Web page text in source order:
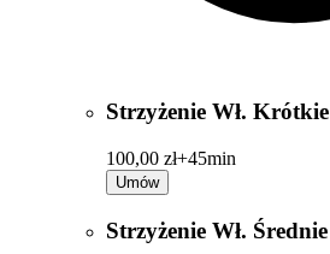
Strzyżenie Wł. Krótkie
100,00 zł+45min
Umów
Strzyżenie Wł. Średnie